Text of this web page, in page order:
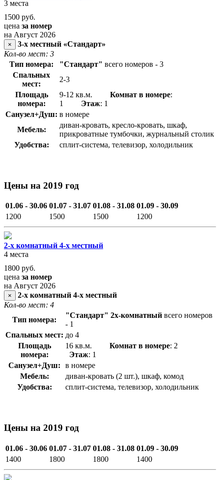
3 места
1500 руб.
цена за номер
на Август 2026
×
3-х местный «Стандарт»
Кол-во мест: 3
Тип номера:
"Стандарт" всего номеров - 3
Спальных
мест:
2-3
Площадь
номера:
9-12 кв.м. Комнат в номере:
1 Этаж: 1
Санузел+Душ: в номере
Мебель:
диван-кровать, кресло-кровать, шкаф,
прикроватные тумбочки, журнальный столик
Удобства:
сплит-система, телевизор, холодильник
Цены на 2019 год
01.06 - 30.06 01.07 - 31.07 01.08 - 31.08 01.09 - 30.09
1200
1500 1500 1200
2-х комнатный 4-х местный
4 места
1800 руб.
цена за номер
на Август 2026
×
2-х комнатный 4-х местный
Кол-во мест: 4
Тип номера:
"Стандарт" 2х-комнатный всего номеров
- 1
Спальных мест: до 4
Площадь
номера:
16 кв.м. Комнат в номере: 2
Этаж: 1
Санузел+Душ:
в номере
Мебель:
диван-кровать (2 шт.), шкаф, комод
Удобства:
сплит-система, телевизор, холодильник
Цены на 2019 год
01.06 - 30.06 01.07 - 31.07 01.08 - 31.08 01.09 - 30.09
1400
1800 1800 1400